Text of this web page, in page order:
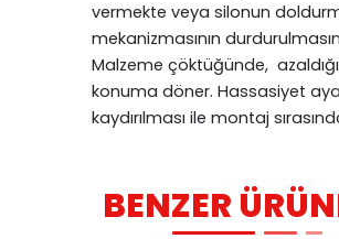
vermekte veya silonun
mekanizmasının
Malzeme çöktüğünde,
konuma döner. Hassasiyet
kaydırılması ile montaj
BENZER